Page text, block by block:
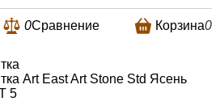
0Сравнение Корзина0
Art East Art Stone Std Ясень
5